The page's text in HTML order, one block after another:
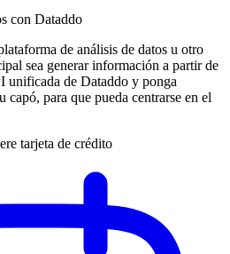
con Dataddo
de análisis de datos u otro
sea generar información a partir de
unificada de Dataddo y ponga
capó, para que pueda centrarse en el
tarjeta de crédito